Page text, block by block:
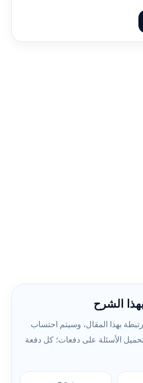
الشرح
بهذا المقال، وسيتم احتساب
الأسئلة على دفعات؛ كل دفعة